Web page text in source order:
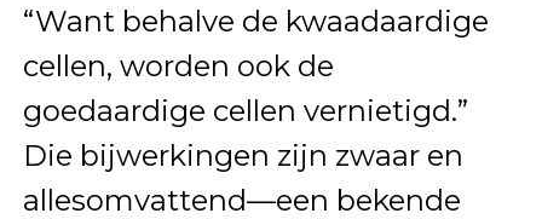
“Want behalve de kwaadaardige
cellen, worden ook de
goedaardige cellen vernietigd.”
Die bijwerkingen zijn zwaar en
allesomvattend—een bekende